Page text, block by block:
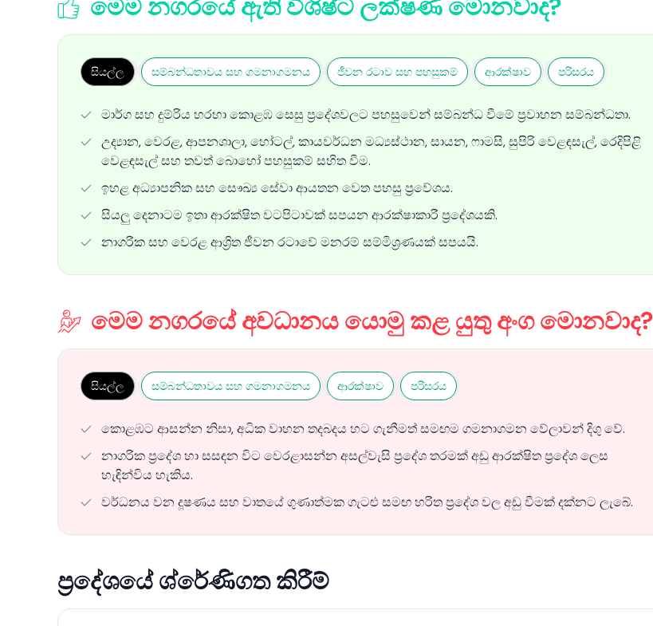
මෙම නගරයේ ඇති විශිෂ්ට ලක්ෂණ මොනවාද?
සියල්ල සම්බන්ධතාවය සහ ගමනාගමනය ජීවන රටාව සහ පහසුකම් ආරක්ෂාව පරිසරය
මාර්ග සහ දුම්රිය හරහා කොළඹ සෙසු ප්‍රදේශවලට පහසුවෙන් සම්බන්ධ වීමේ ප්‍රවාහන සම්බන්ධතා.
උද්‍යාන, වෙරළ, ආපනශාලා, හෝටල්, කායවර්ධන මධ්‍යස්ථාන, සායන, ෆාමසි, සුපිරි වෙළඳසැල්, රෙදිපිළි
වෙළඳසැල් සහ තවත් බොහෝ පහසුකම් සහිත වීම.
ඉහළ අධ්‍යාපනික සහ සෞඛ්‍ය සේවා ආයතන වෙත පහසු ප්‍රවේශය.
සියලු දෙනාටම ඉතා ආරක්ෂිත වටපිටාවක් සපයන ආරක්ෂාකාරී ප්‍රදේශයකි.
නාගරික සහ වෙරළ ආශ්‍රිත ජීවන රටාවේ මනරම් සම්මිශ්‍රණයක් සපයයි.
මෙම නගරයේ අවධානය යොමු කළ යුතු අංග මොනවාද?
සියල්ල සම්බන්ධතාවය සහ ගමනාගමනය ආරක්ෂාව පරිසරය
කොළඹට ආසන්න නිසා, අධික වාහන තදබදය හට ගැනීමත් සමඟම ගමනාගමන වේලාවන් දිගු වේ.
නාගරික ප්‍රදේශ හා සසඳන විට වෙරළාසන්න අසල්වැසි ප්‍රදේශ තරමක් අඩු ආරක්ෂිත ප්‍රදේශ ලෙස
හැඳින්විය හැකිය.
වර්ධනය වන දූෂණය සහ වාතයේ ගුණාත්මක ගැටළු සමඟ හරිත ප්‍රදේශ වල අඩු වීමක් දක්නට ලැබේ.
ප්‍රදේශයේ ශ්රේණිගත කිරීම්